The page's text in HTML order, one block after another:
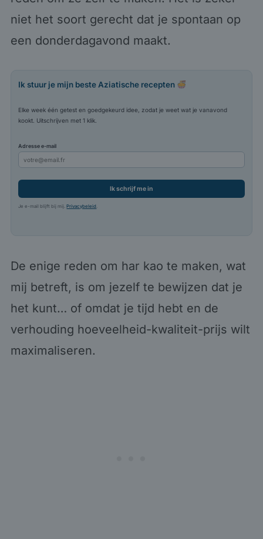
niet het soort gerecht dat je spontaan op
een donderdagavond maakt.
Ik stuur je mijn beste Aziatische recepten
Elke week één getest en goedgekeurd idee, zodat je weet wat je vanavond
kookt. Uitschrijven met 1 klik.
Adresse e-mail
Ik schrijf me in
Je e-mail blijft bij mij.Privacybeleid.
De enige reden om har kao te maken, wat
mij betreft, is om jezelf te bewijzen dat je
het kunt… of omdat je tijd hebt en de
verhouding hoeveelheid-kwaliteit-prijs wilt
maximaliseren.